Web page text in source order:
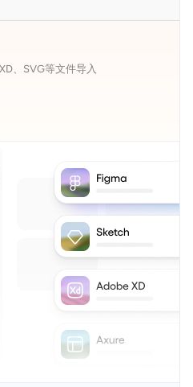
、SVG等文件导入